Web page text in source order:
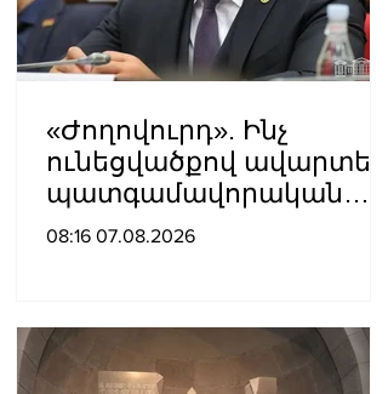
«Ժողովուրդ». Ինչ
ունեցվածքով ավարտեց
պատգամավորական
գործունեությունը Հայկ
08:16 07.08.2026